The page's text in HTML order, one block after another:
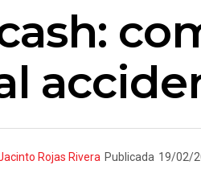
Rojas Rivera Publicada 19/02/